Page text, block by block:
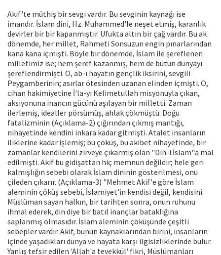
Akif'te müthiş bir sevgi vardır. Bu sevginin kaynağı ise
imandır. İslam dini, Hz. Muhammed'le neşet etmiş, karanlık
devirler bir bir kapanmıştır. Ufukta altın bir çağ vardır. Bu ak
dönemde, her millet, Rahmeti Sonsuzun engin pınarlarından
kana kana içmişti. Böyle bir dönemde, İslam ile şereflenen
milletimiz ise; hem şeref kazanmış, hem de bütün dünyayı
şereflendirmişti. O, ab-ı hayatın gençlik iksirini, sevgili
Peygamberinin; asırlar ötesinden uzanan elinden içmişti. O,
cihan hakimiyetine İ'la-yı Kelimetullah misyonuyla çıkan,
aksiyonuna inancın gücünü aşılayan bir milletti. Zaman
ilerlemiş, idealler pörsümüş, ahlak çökmüştü. Doğu
fatalizminin (Açıklama-2) çığırından çıkmış mantığı,
nihayetinde kendini inkara kadar gitmişti. Atalet insanların
iliklerine kadar işlemiş; bu çöküş, bu akibet nihayetinde, bir
zamanlar kendilerini zirveye çıkarmış olan "Din-i İslam"a mal
edilmişti. Akif bu gidişattan hiç memnun değildir; hele geri
kalmışlığın sebebi olarak İslam dininin gösterilmesi, onu
çileden çıkarır. (Açıklama-3) "Mehmet Akif'e göre İslam
aleminin çöküş sebebi, İslamiyet'in kendisi değil, kendisini
Müslüman sayan halkın, bir tarihten sonra, onun ruhunu
ihmal ederek, din diye bir batıl inançlar bataklığına
saplanmış olmasıdır. İslam aleminin çöküşünde çeşitli
sebepler vardır. Akif, bunun kaynaklarından birini, insanların
içinde yaşadıkları dünya ve hayata karşı ilgisizliklerinde bulur.
Yanlış tefsir edilen 'Allah'a tevekkül' fikri, Müslümanları